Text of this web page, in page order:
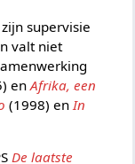
supervisie
valt niet
enAfrika, een
(1998) en In
De laatste